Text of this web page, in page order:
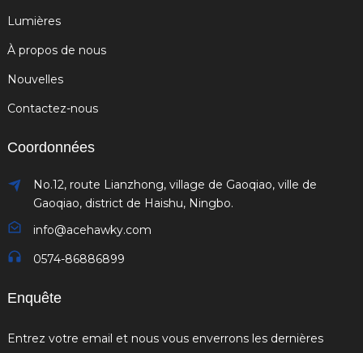
Lumières
À propos de nous
Nouvelles
Contactez-nous
Coordonnées
No.12, route Lianzhong, village de Gaoqiao, ville de
Gaoqiao, district de Haishu, Ningbo.
info@acehawky.com
0574-86886899
Enquête
Entrez votre email et nous vous enverrons les dernières